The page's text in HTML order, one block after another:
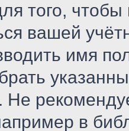
того, чтобы
вашей
имя
в